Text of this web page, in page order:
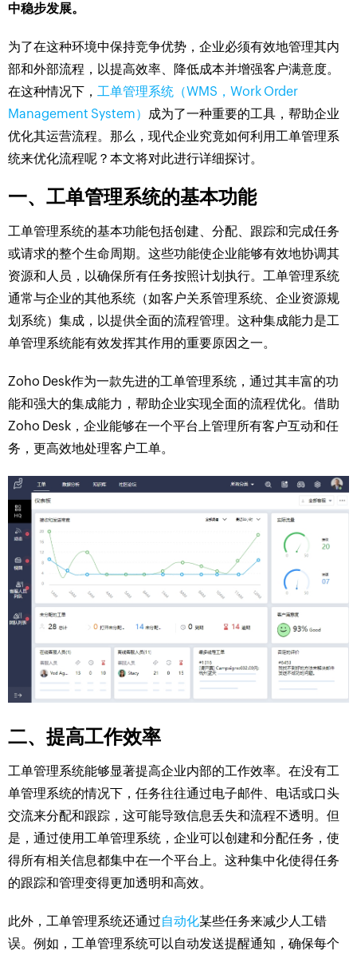
中稳步发展。
为了在这种环境中保持竞争优势，企业必须有效地管理其内
部和外部流程，以提高效率、降低成本并增强客户满意度。
在这种情况下， 工单管理系统（WMS，Work Order
Management System） 成为了一种重要的工具，帮助企业
优化其运营流程。那么，现代企业究竟如何利用工单管理系
统来优化流程呢？本文将对此进行详细探讨。
一、工单管理系统的基本功能
工单管理系统的基本功能包括创建、分配、跟踪和完成任务
或请求的整个生命周期。这些功能使企业能够有效地协调其
资源和人员，以确保所有任务按照计划执行。工单管理系统
通常与企业的其他系统（如客户关系管理系统、企业资源规
划系统）集成，以提供全面的流程管理。这种集成能力是工
单管理系统能有效发挥其作用的重要原因之一。
Zoho Desk作为一款先进的工单管理系统，通过其丰富的功
能和强大的集成能力，帮助企业实现全面的流程优化。借助
Zoho Desk，企业能够在一个平台上管理所有客户互动和任
务，更高效地处理客户工单。
二、提高工作效率
工单管理系统能够显著提高企业内部的工作效率。在没有工
单管理系统的情况下，任务往往通过电子邮件、电话或口头
交流来分配和跟踪，这可能导致信息丢失和流程不透明。但
是，通过使用工单管理系统，企业可以创建和分配任务，使
得所有相关信息都集中在一个平台上。这种集中化使得任务
的跟踪和管理变得更加透明和高效。
此外，工单管理系统还通过自动化某些任务来减少人工错
误。例如，工单管理系统可以自动发送提醒通知，确保每个